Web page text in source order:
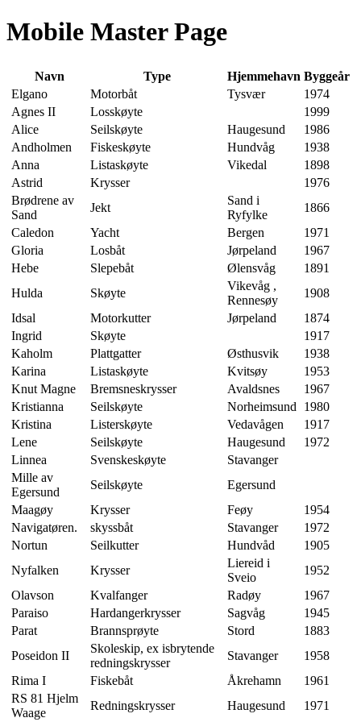
Mobile Master Page
Navn Type Hjemmehavn Byggeår
Elgano
Motorbåt Tysvær
1974
Agnes II
Losskøyte
1999
Alice
Seilskøyte Haugesund
1986
Andholmen
Fiskeskøyte Hundvåg
1938
Anna
Listaskøyte Vikedal
1898
Astrid
Krysser
1976
Brødrene av
Sand
Jekt
Sand i
Ryfylke
1866
Caledon
Yacht Bergen
1971
Gloria
Losbåt Jørpeland
1967
Hebe
Slepebåt Ølensvåg
1891
Hulda
Skøyte
Vikevåg ,
Rennesøy
1908
Idsal
Motorkutter Jørpeland
1874
Ingrid
Skøyte
1917
Kaholm
Plattgatter Østhusvik
1938
Karina
Listaskøyte Kvitsøy
1953
Knut Magne
Bremsneskrysser Avaldsnes
1967
Kristianna
Seilskøyte Norheimsund
1980
Kristina
Listerskøyte Vedavågen
1917
Lene
Seilskøyte Haugesund
1972
Linnea
Svenskeskøyte
Stavanger
Mille av
Egersund
Seilskøyte
Egersund
Maagøy
Krysser Feøy
1954
Navigatøren.
skyssbåt Stavanger
1972
Nortun
Seilkutter Hundvåd
1905
Nyfalken
Krysser
Liereid i
Sveio
1952
Olavson
Kvalfanger Radøy
1967
Paraiso
Hardangerkrysser Sagvåg
1945
Parat
Brannsprøyte Stord
1883
Poseidon II
Skoleskip, ex isbrytende
redningskrysser
Stavanger
1958
Rima I
Fiskebåt Åkrehamn
1961
RS 81 Hjelm
Waage
Redningskrysser Haugesund 1971